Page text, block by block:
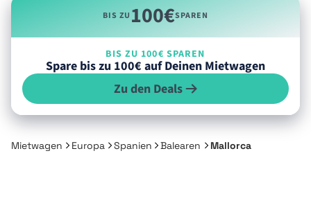
BIS ZU100€SPAREN
BIS ZU 100€ SPAREN
Spare bis zu 100€ auf Deinen Mietwagen
Zu den Deals
Mietwagen Europa Spanien Balearen Mallorca